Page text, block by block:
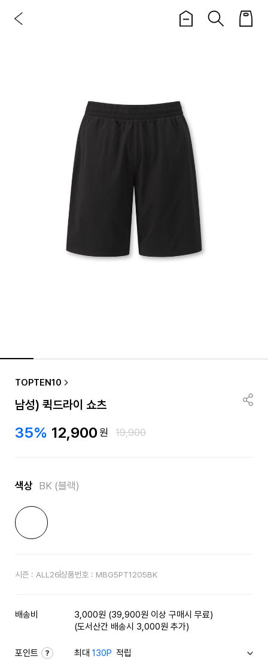
TOPTEN10
남성) 퀵드라이 쇼츠
35% 12,900원 19,900
색상 BK (블랙)
시즌 : ALL26상품번호 : MBG5PT1205BK
배송비
3,000원 (39,900원 이상 구매시 무료)
(도서산간 배송시 3,000원 추가)
포인트 최대130P 적립